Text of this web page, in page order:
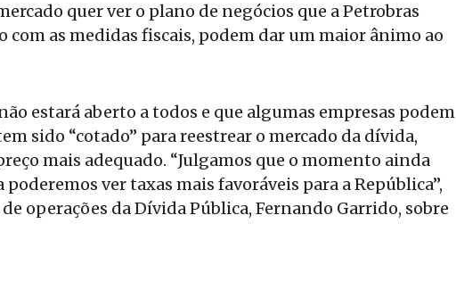
quer ver o plano de negócios que a Petrobras
com as medidas fiscais, podem dar um maior ânimo ao
estará aberto a todos e que algumas empresas podem
sido “cotado” para reestrear o mercado da dívida,
mais adequado. “Julgamos que o momento ainda
ver taxas mais favoráveis para a República”,
operações da Dívida Pública, Fernando Garrido, sobre